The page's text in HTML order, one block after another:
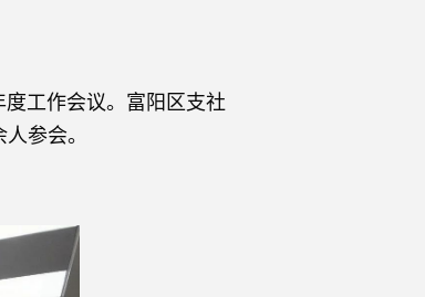
度工作会议。富阳区支社
人参会。